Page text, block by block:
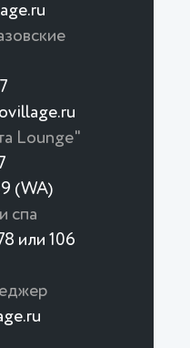
Lounge"
(WA)
спа
или 106
здесь будет жарко